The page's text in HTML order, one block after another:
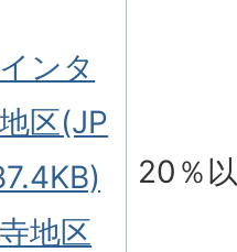
ンタ
区(JP
地区
20％